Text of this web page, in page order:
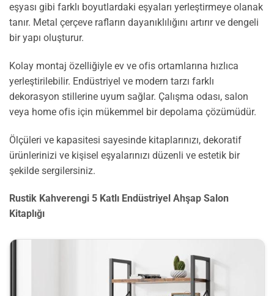
eşyası gibi farklı boyutlardaki eşyaları yerleştirmeye olanak
tanır. Metal çerçeve rafların dayanıklılığını artırır ve dengeli
bir yapı oluşturur.
Kolay montaj özelliğiyle ev ve ofis ortamlarına hızlıca
yerleştirilebilir. Endüstriyel ve modern tarzı farklı
dekorasyon stillerine uyum sağlar. Çalışma odası, salon
veya home ofis için mükemmel bir depolama çözümüdür.
Ölçüleri ve kapasitesi sayesinde kitaplarınızı, dekoratif
ürünlerinizi ve kişisel eşyalarınızı düzenli ve estetik bir
şekilde sergilersiniz.
Rustik Kahverengi 5 Katlı Endüstriyel Ahşap Salon
Kitaplığı